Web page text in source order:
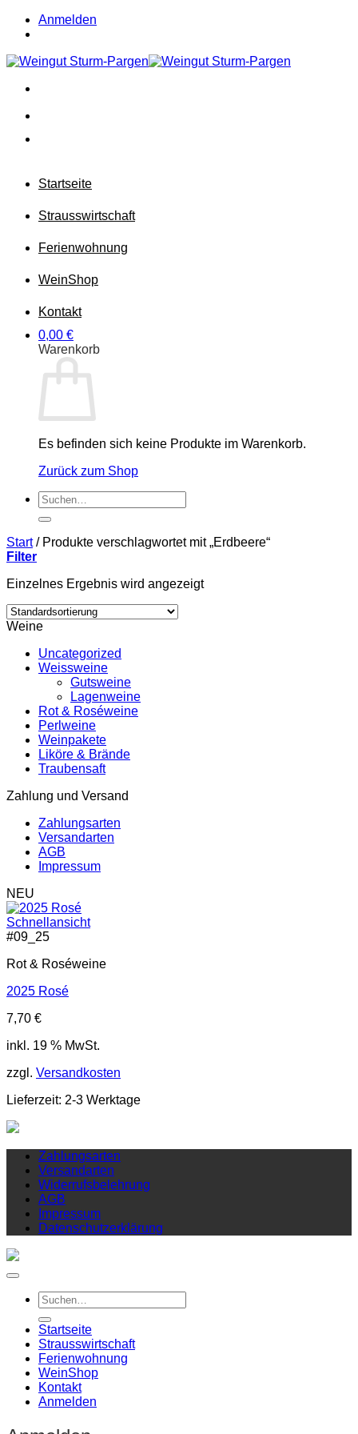
Zum
Inhalt
Anmelden
Startseite
Strausswirtschaft
Ferienwohnung
WeinShop
Kontakt
0,00 €
Warenkorb
Es befinden sich keine Produkte im Warenkorb.
Zurück zum Shop
Suchen
nach:
Start /Produkte verschlagwortet mit „Erdbeere“
Filter
Einzelnes Ergebnis wird angezeigt
Weine
Uncategorized
Weissweine
Gutsweine
Lagenweine
Rot & Roséweine
Perlweine
Weinpakete
Liköre & Brände
Traubensaft
Zahlung und Versand
Zahlungsarten
Versandarten
AGB
Impressum
NEU
Schnellansicht
#09_25
Rot & Roséweine
2025 Rosé
7,70 €
inkl. 19 % MwSt.
zzgl. Versandkosten
Lieferzeit: 2-3 Werktage
Zahlungsarten
Versandarten
Widerrufsbelehrung
AGB
Impressum
Datenschutzerklärung
Suchen
nach:
Startseite
Strausswirtschaft
Ferienwohnung
WeinShop
Kontakt
Anmelden